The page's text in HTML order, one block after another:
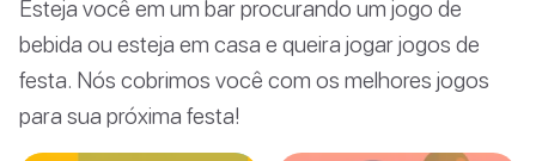
Esteja você em um bar procurando um jogo de
bebida ou esteja em casa e queira jogar jogos de
festa. Nós cobrimos você com os melhores jogos
para sua próxima festa!